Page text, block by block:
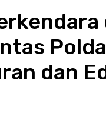
dan